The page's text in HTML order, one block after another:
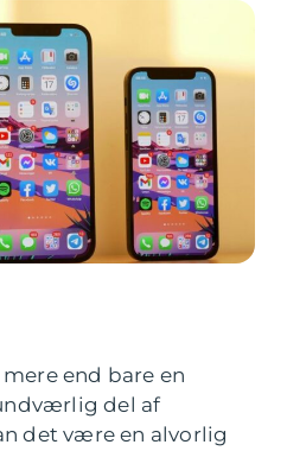
end bare en
del af
det være en alvorlig